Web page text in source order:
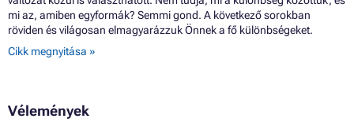
mi az, amiben egyformák? Semmi gond. A következő sorokban
röviden és világosan elmagyarázzuk Önnek a fő különbségeket.
Cikk megnyitása »
Vélemények